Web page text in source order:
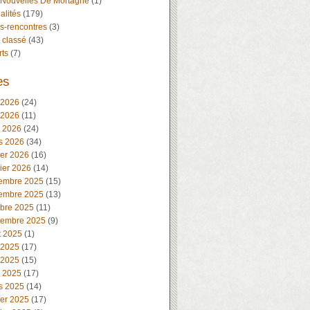
(179)
rencontres (3)
classé (43)
(7)
(24)
(11)
2026 (24)
2026 (34)
2026 (16)
2026 (14)
2025 (15)
2025 (13)
2025 (11)
2025 (9)
2025 (1)
(17)
(15)
2025 (17)
2025 (14)
2025 (17)